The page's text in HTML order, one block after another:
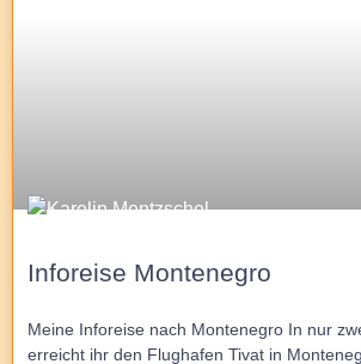
Inforeise Montenegro
Meine Inforeise nach Montenegro In nur
erreicht ihr den Flughafen Tivat in